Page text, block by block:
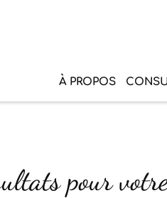
À PROPOS
pour